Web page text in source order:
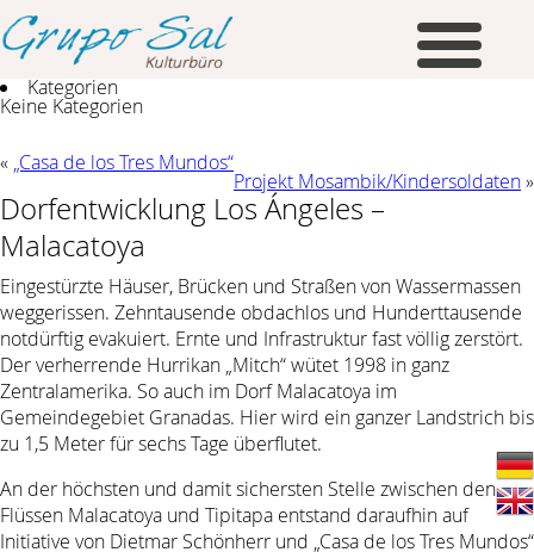
Kategorien
Keine Kategorien
« „Casa de los Tres Mundos“
Projekt Mosambik/Kindersoldaten»
Dorfentwicklung Los Ángeles –
Malacatoya
Eingestürzte Häuser, Brücken und Straßen von Wassermassen
weggerissen. Zehntausende obdachlos und Hunderttausende
notdürftig evakuiert. Ernte und Infrastruktur fast völlig zerstört.
Der verherrende Hurrikan „Mitch“ wütet 1998 in ganz
Zentralamerika. So auch im Dorf Malacatoya im
Gemeindegebiet Granadas. Hier wird ein ganzer Landstrich bis
zu 1,5 Meter für sechs Tage überflutet.
An der höchsten und damit sichersten Stelle zwischen den
Flüssen Malacatoya und Tipitapa entstand daraufhin auf
Initiative von Dietmar Schönherr und „Casa de los Tres Mundos“